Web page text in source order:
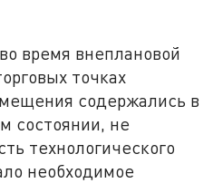
время внеплановой
точках
содержались в
состоянии, не
технологического
необходимое